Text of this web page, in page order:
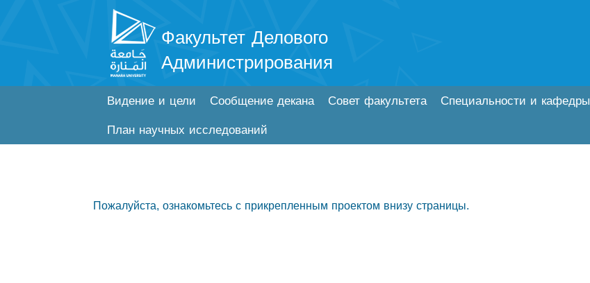
Факультет Делового
Администрирования
Видение и цели Сообщение декана Совет факультета Специальности и кафедры
План научных исследований
Пожалуйста, ознакомьтесь с прикрепленным проектом внизу страницы.